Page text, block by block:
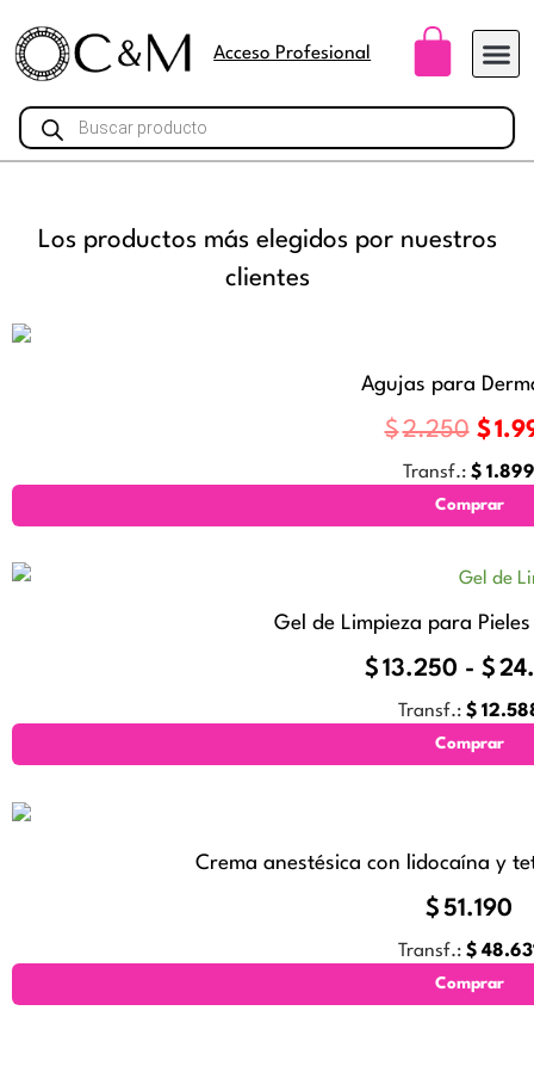
contenido
Acceso Profesional
Búsqueda
de
productos
Los productos más elegidos por nuestros
clientes
Agujas para
$2.250 E
l
p
r
i
o
o
r
i
n
a
e
r
$
Transf.: $ 1.899
Comprar
Gel de Limpieza para
$ 13.250 - $
Transf.: $
Comprar
Crema anestésica con lidocaína y
$ 51.190
Transf.: $
Comprar